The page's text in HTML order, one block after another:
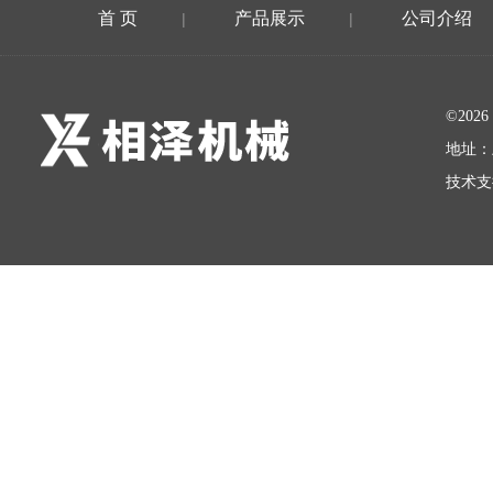
首 页 | 产品展示 | 公司介绍
地址
技术